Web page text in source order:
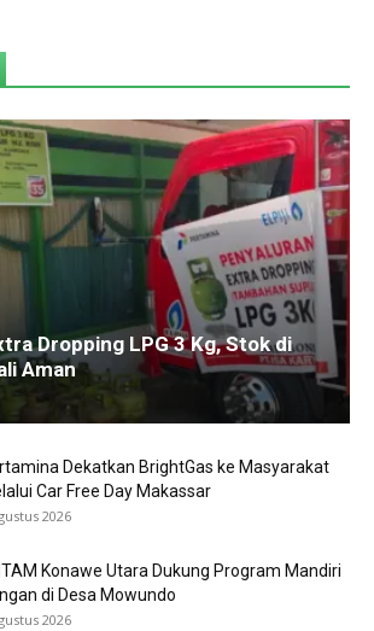
Dropping LPG 3 Kg, Stok di
Aman
Dekatkan BrightGas ke Masyarakat
Car Free Day Makassar
2026
Konawe Utara Dukung Program Mandiri
di Desa Mowundo
2026